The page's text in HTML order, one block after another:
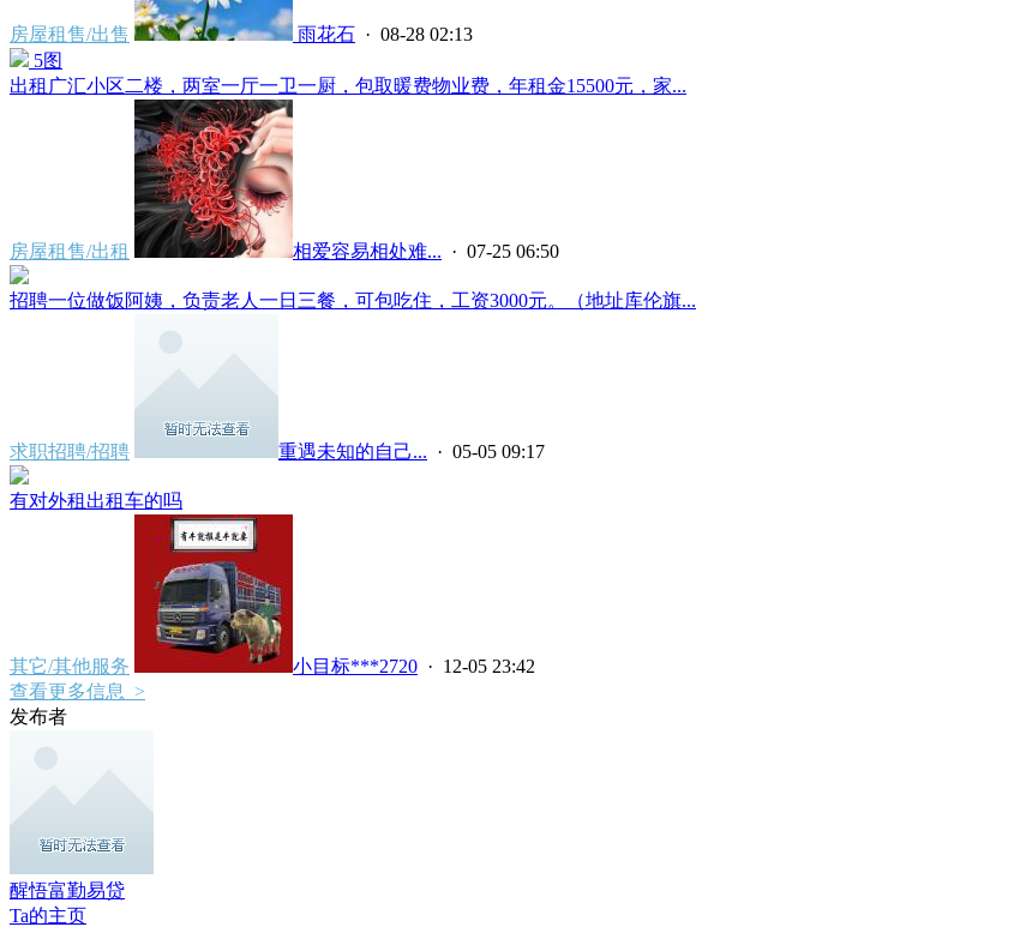
房屋租售/出售 雨花石 · 08-28 02:13
5图
出租广汇小区二楼，两室一厅一卫一厨，包取暖费物业费，年租金15500元，家...
房屋租售/出租 相爱容易相处难... · 07-25 06:50
招聘一位做饭阿姨，负责老人一日三餐，可包吃住，工资3000元。（地址库伦旗...
求职招聘/招聘 重遇未知的自己... · 05-05 09:17
有对外租出租车的吗
其它/其他服务 小目标***2720 · 12-05 23:42
查看更多信息 >
发布者
醒悟富勤易贷
Ta的主页